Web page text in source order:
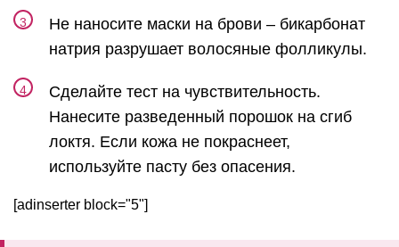
Не наносите маски на брови – бикарбонат
натрия разрушает волосяные фолликулы.
Сделайте тест на чувствительность.
Нанесите разведенный порошок на сгиб
локтя. Если кожа не покраснеет,
используйте пасту без опасения.
[adinserter block="5"]